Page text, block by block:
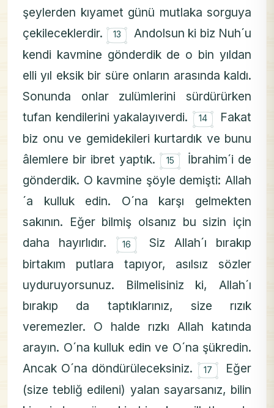
şeylerden kıyamet günü mutlaka sorguya
çekileceklerdir. ۝
13
Andolsun ki biz Nuh´u
kendi kavmine gönderdik de o bin yıldan
elli yıl eksik bir süre onların arasında kaldı.
Sonunda onlar zulümlerini sürdürürken
tufan kendilerini yakalayıverdi. ۝
14
Fakat
biz onu ve gemidekileri kurtardık ve bunu
âlemlere bir ibret yaptık. ۝
15
İbrahim´i de
gönderdik. O kavmine şöyle demişti: Allah
´a kulluk edin. O´na karşı gelmekten
sakının. Eğer bilmiş olsanız bu sizin için
daha hayırlıdır. ۝
16
Siz Allah´ı bırakıp
birtakım putlara tapıyor, asılsız sözler
uyduruyorsunuz. Bilmelisiniz ki, Allah´ı
bırakıp da taptıklarınız, size rızık
veremezler. O halde rızkı Allah katında
arayın. O´na kulluk edin ve O´na şükredin.
Ancak O´na döndürüleceksiniz. ۝
17
Eğer
(size tebliğ edileni) yalan sayarsanız, bilin